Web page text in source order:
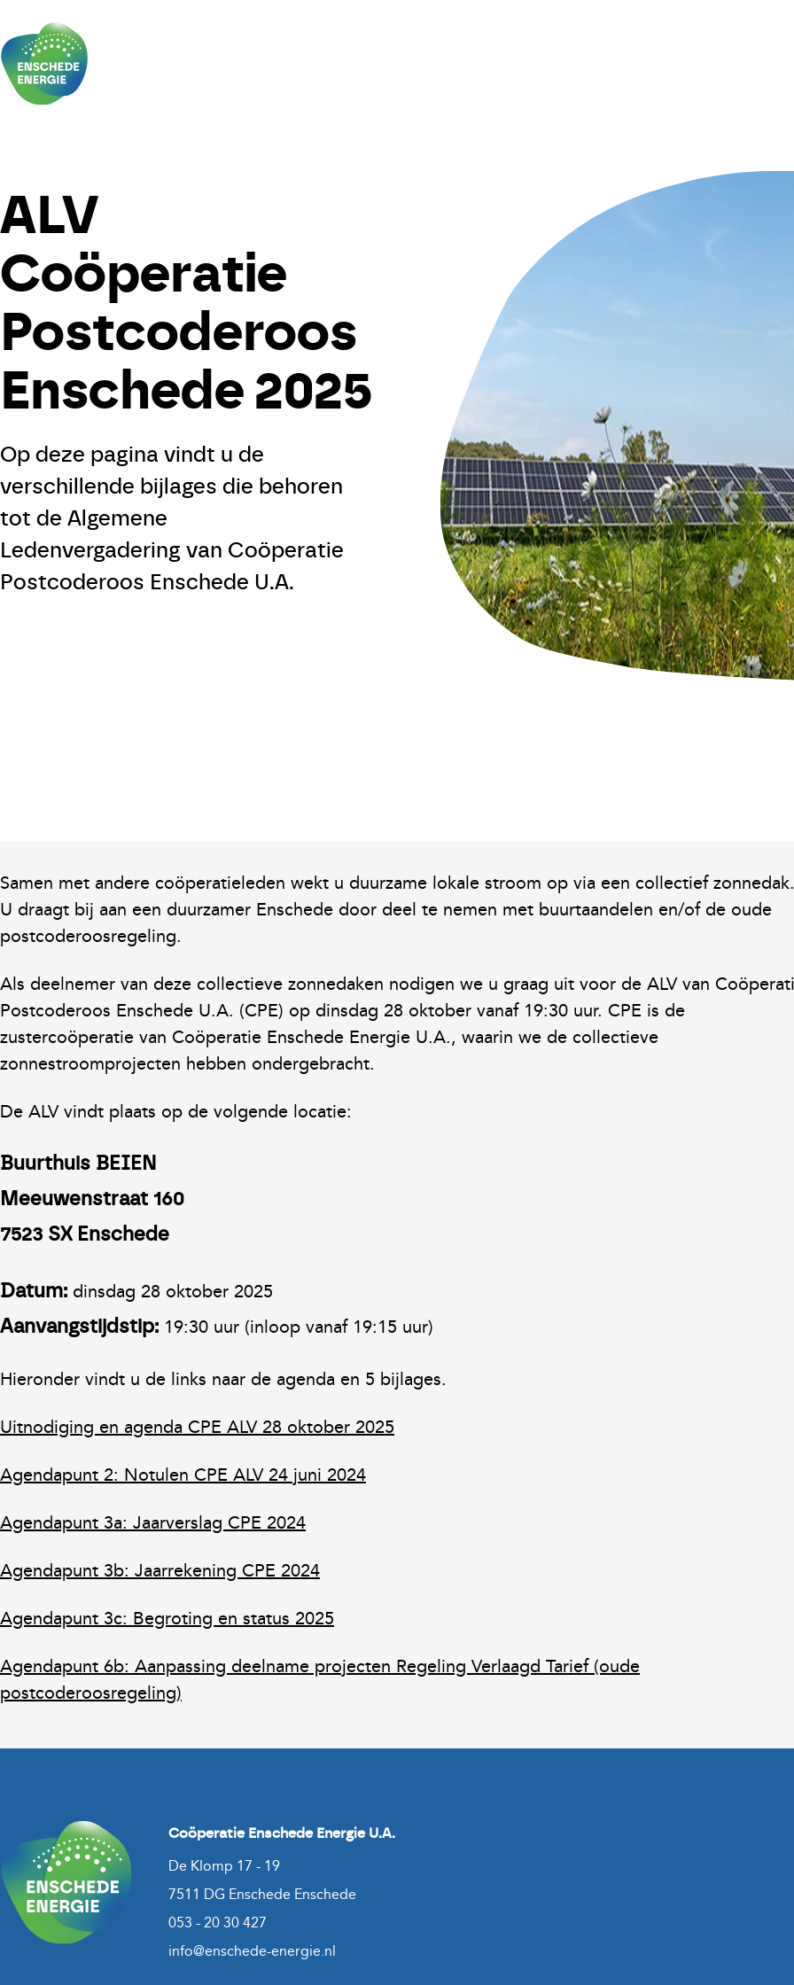
Agenda
Verduurzamen
Doe mee!
Leden
Over ons
Contact
ALV
Coöperatie
Postcoderoos
Enschede 2025
Op deze pagina vindt u de
verschillende bijlages die behoren
tot de Algemene
Ledenvergadering van Coöperatie
Postcoderoos Enschede U.A.
Samen met andere coöperatieleden wekt u duurzame lokale stroom op via een collectief zonnedak.
U draagt bij aan een duurzamer Enschede door deel te nemen met buurtaandelen en/of de oude
postcoderoosregeling.
Als deelnemer van deze collectieve zonnedaken nodigen we u graag uit voor de ALV van
Postcoderoos Enschede U.A. (CPE) op dinsdag 28 oktober vanaf 19:30 uur. CPE is de
zustercoöperatie van Coöperatie Enschede Energie U.A., waarin we de collectieve
zonnestroomprojecten hebben ondergebracht.
De ALV vindt plaats op de volgende locatie:
Buurthuis BEIEN
Meeuwenstraat 160
7523 SX Enschede
Datum: dinsdag 28 oktober 2025
Aanvangstijdstip: 19:30 uur (inloop vanaf 19:15 uur)
Hieronder vindt u de links naar de agenda en 5 bijlages.
Uitnodiging en agenda CPE ALV 28 oktober 2025
Agendapunt 2: Notulen CPE ALV 24 juni 2024
Agendapunt 3a: Jaarverslag CPE 2024
Agendapunt 3b: Jaarrekening CPE 2024
Agendapunt 3c: Begroting en status 2025
Agendapunt 6b: Aanpassing deelname projecten Regeling Verlaagd Tarief (oude
postcoderoosregeling)
Coöperatie Enschede Energie U.A.
De Klomp 17 - 19
7511 DG Enschede Enschede
053 - 20 30 427
info@enschede-energie.nl